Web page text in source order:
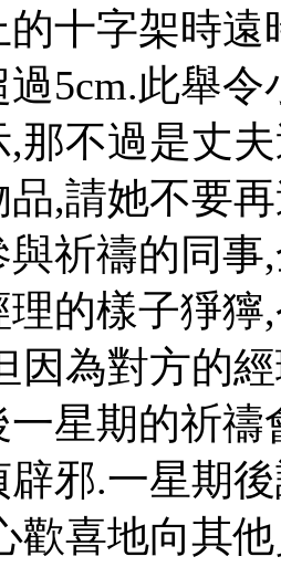
的十字架時
過5cm.此舉
,那不過是丈
品,請她不要
與祈禱的同
理的樣子猙
因為對方的
一星期的祈
辟邪.一星期
歡喜地向其